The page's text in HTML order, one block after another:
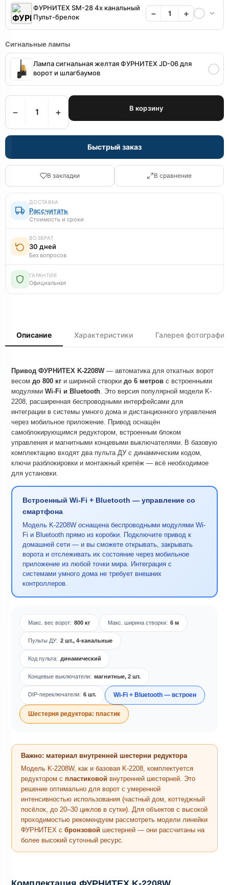
ФУРНИТЕХ SM-28 4х канальный
Пульт-брелок
− +
Сигнальные лампы
Лампа сигнальная желтая ФУРНИТЕХ JD-06 для
ворот и шлагбаумов
− + В корзину
Быстрый заказ
В закладки В сравнение
ДОСТАВКА
Рассчитать
Стоимость и сроки
ВОЗВРАТ
30 дней
Без вопросов
ГАРАНТИЯ
Официальная
Описание Характеристики Галерея
Привод ФУРНИТЕХ K-2208W— автоматика для откатных ворот
весом до 800 кг и шириной створки до 6 метров с встроенными
модулями Wi-Fi и Bluetooth . Это версия популярной модели K-
2208, расширенная беспроводными интерфейсами для
интеграции в системы умного дома и дистанционного управления
через мобильное приложение. Привод оснащён
самоблокирующимся редуктором, встроенным блоком
управления и магнитными концевыми выключателями. В базовую
комплектацию входят два пульта ДУ с динамическим кодом,
ключи разблокировки и монтажный крепёж — всё необходимое
для установки.
Встроенный Wi-Fi + Bluetooth — управление со
смартфона
Модель K-2208W оснащена беспроводными модулями Wi-
Fi и Bluetooth прямо из коробки. Подключите привод к
домашней сети — и вы сможете открывать, закрывать
ворота и отслеживать их состояние через мобильное
приложение из любой точки мира. Интеграция с
системами умного дома не требует внешних
контроллеров.
Макс. вес ворот: 800 кг Макс. ширина створки: 6 м
Пульты ДУ: 2 шт., 4-канальные
Код пульта: динамический
Концевые выключатели: магнитные, 2 шт.
DIP-переключатели: 6 шт. Wi-Fi + Bluetooth — встроен
Шестерня редуктора: пластик
Важно: материал внутренней шестерни редуктора
Модель K-2208W, как и базовая K-2208, комплектуется
редуктором с пластиковой внутренней шестерней. Это
решение оптимально для ворот с умеренной
интенсивностью использования (частный дом, коттеджный
посёлок, до 20–30 циклов в сутки). Для объектов с высокой
проходимостью рекомендуем рассмотреть модели линейки
ФУРНИТЕХ с бронзовой шестерней — они рассчитаны на
более высокий суточный ресурс.